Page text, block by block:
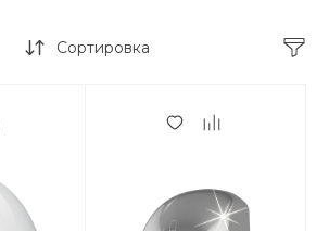
Сортировка